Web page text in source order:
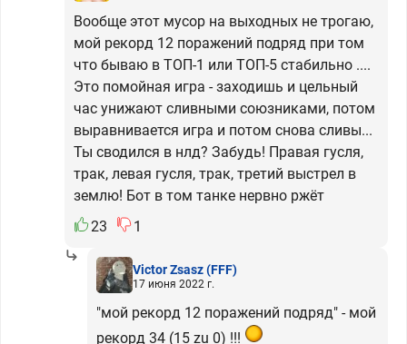
Вообще этот мусор на выходных не трогаю,
мой рекорд 12 поражений подряд при том
что бываю в ТОП-1 или ТОП-5 стабильно ....
Это помойная игра - заходишь и цельный
час унижают сливными союзниками, потом
выравнивается игра и потом снова сливы...
Ты сводился в нлд? Забудь! Правая гусля,
трак, левая гусля, трак, третий выстрел в
землю! Бот в том танке нервно ржёт
23
1
Victor Zsasz(FFF)
17 июня 2022 г.
"мой рекорд 12 поражений подряд" - мой
рекорд 34 (15 zu 0) !!!